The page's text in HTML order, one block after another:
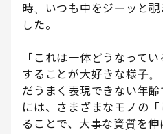
時、いつも中をジーッと
した。
「これは一体どうなって
することが大好きな様子
だうまく表現できない年
には、さまざまなモノの
ることで、大事な資質を伸